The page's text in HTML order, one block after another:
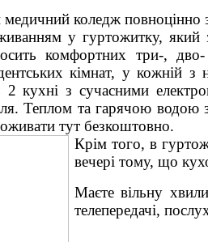
медичний коледж повноцінно
у гуртожитку,
комфортних три-, дво-
кімнат, у кожній
2 кухні з сучасними
Теплом та гарячою водою
тут безкоштовно.
Крім того, в
вечері тому, що
Маєте вільну
телепередачі,